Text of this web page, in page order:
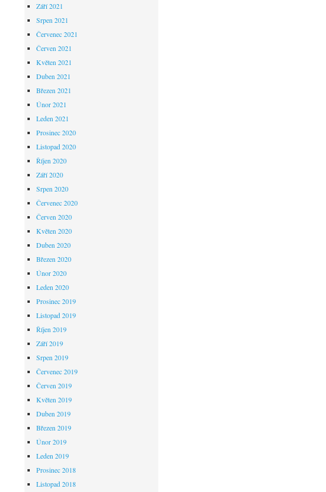
Září 2021
Srpen 2021
Červenec 2021
Červen 2021
Květen 2021
Duben 2021
Březen 2021
Únor 2021
Leden 2021
Prosinec 2020
Listopad 2020
Říjen 2020
Září 2020
Srpen 2020
Červenec 2020
Červen 2020
Květen 2020
Duben 2020
Březen 2020
Únor 2020
Leden 2020
Prosinec 2019
Listopad 2019
Říjen 2019
Září 2019
Srpen 2019
Červenec 2019
Červen 2019
Květen 2019
Duben 2019
Březen 2019
Únor 2019
Leden 2019
Prosinec 2018
Listopad 2018